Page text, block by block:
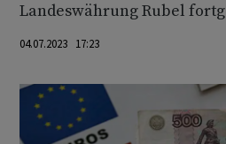
Landeswährung Rubel
04.07.2023 17:23